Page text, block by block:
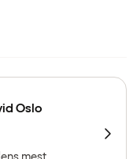
Oslo